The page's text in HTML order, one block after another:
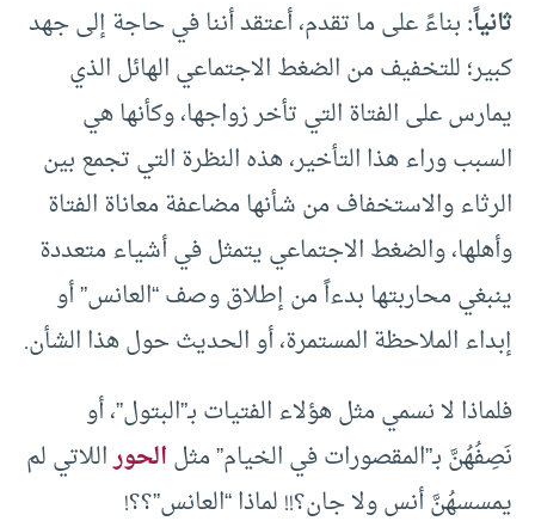
ثانياً:بناءً على ما تقدم، أعتقد أننا في حاجة إلى جهد
كبير؛ للتخفيف من الضغط الاجتماعي الهائل الذي
يمارس على الفتاة التي تأخر زواجها، وكأنها هي
السبب وراء هذا التأخير، هذه النظرة التي تجمع بين
الرثاء والاستخفاف من شأنها مضاعفة معاناة الفتاة
وأهلها، والضغط الاجتماعي يتمثل في أشياء متعددة
ينبغي محاربتها بدءاً من إطلاق وصف “العانس” أو
إبداء الملاحظة المستمرة، أو الحديث حول هذا الشأن.
فلماذا لا نسمي مثل هؤلاء الفتيات بـ”البتول”، أو
نَصِفُهُنَّ بـ”المقصورات في الخيام” مثلالحوراللاتي لم
يمسسهُنَّ أنس ولا جان؟!! لماذا “العانس”؟؟!